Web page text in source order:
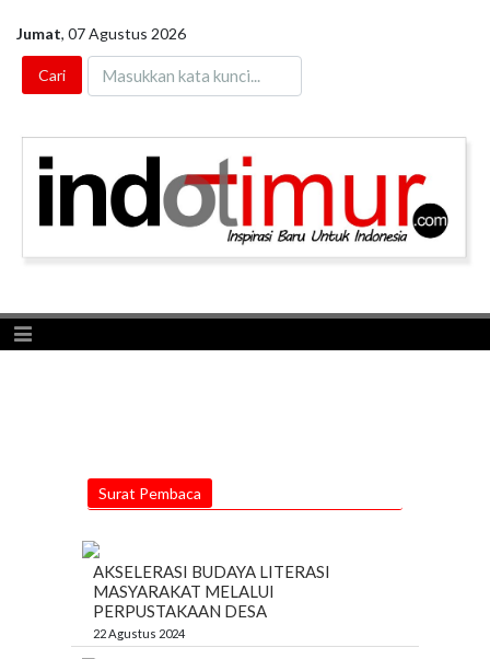
Jumat, 07 Agustus 2026
Toggle navigation
Surat Pembaca
AKSELERASI BUDAYA LITERASI
MASYARAKAT MELALUI
PERPUSTAKAAN DESA
22 Agustus 2024